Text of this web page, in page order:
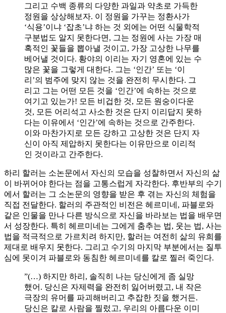
그리고 수백 종류의 다양한 과일과 약초로 가득한
정원을 상상해보자. 이 정원을 가꾸는 정환사가
‘식용’이냐 ‘잡초’냐 하는 것 외에는 어떤 식물학적
구분법도 알지 못한다면, 그는 정원에 사는 가장 매
혹적인 꽃들을 뽑아낼 것이고, 가장 고상한 나무를
베어낼 것이다. 황야의 이리는 자기 영혼에 있는 수
많은 꽃을 그렇게 대한다. 그는 ‘인간’ 또는 ‘이
리’의 범주에 맞지 않는 것을 완전히 무시한다. 그
리고 그는 어떤 모든 것을 ‘인간’에 속하는 것으로
여기고 있는가! 모든 비겁한 것, 모든 원숭이다운
것, 모든 어리석고 사소한 것은 단지 이리답지 못하
다는 이유에서 ‘인간’에 속하는 것으로 간주한다.
이와 마찬가지로 모든 강하고 고상한 것은 단지 자
신이 아직 제압하지 못한다는 이유만으로 이리적
인 것이라고 간주한다.
하리 할러는 소논문에서 자신의 모습을 성찰하면서 자신의 삶
이 바뀌어야 한다는 점을 고통스럽게 자각한다. 후반부의 수기
에서 할러는 그 소논문의 영향을 받은 후 겪는 자신의 체험을
직접 전달한다. 할러의 주관적인 비전은 헤르미네, 파블로와
같은 인물을 만나 다른 방식으로 자신을 바라보는 법을 배우면
서 성장한다. 특히 헤르미네는 그에게 춤추는 법, 웃는 법, 사는
법을 적극적으로 가르치려 하지만, 할러는 여전히 삶의 유희를
제대로 배우지 못한다. 그리고 수기의 마지막 부분에서는 질투
심에 못이겨 파블로와 동침한 헤르미네를 칼로 찔러 죽인다.
”(…) 하지만 하리, 솔직히 나는 당신에게 좀 실망
했어. 당신은 자제력을 완전히 잃어버렸고, 내 작은
극장의 유머를 파괴해버리고 추잡한 짓을 했거든.
당신은 칼로 사람을 찔렀고, 우리의 아름다운 이미